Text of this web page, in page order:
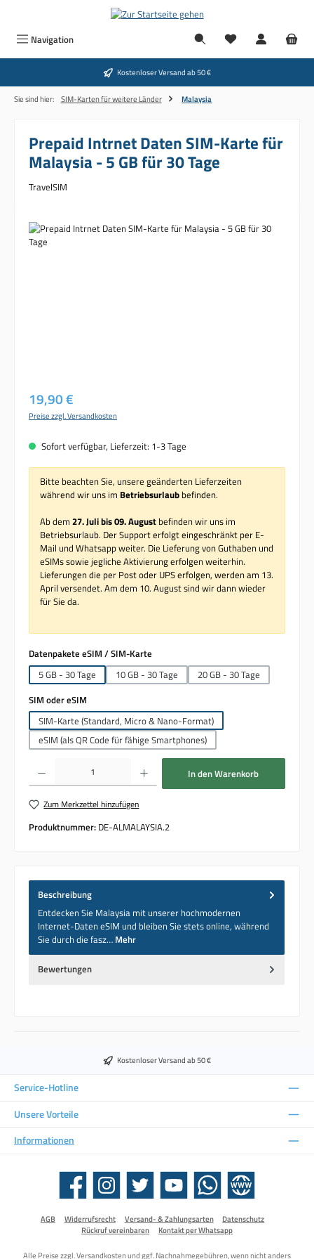
Navigation
Kostenloser Versand ab 50 €
Sie sind hier: SIM-Karten für weitere Länder Malaysia
Prepaid Intrnet Daten SIM-Karte für
Malaysia - 5 GB für 30 Tage
TravelSIM
Bildergalerie überspringen
Regulärer Preis:
19,90 €
Preise zzgl. Versandkosten
Sofort verfügbar, Lieferzeit: 1-3 Tage
Bitte beachten Sie, unsere geänderten Lieferzeiten
während wir uns im Betriebsurlaub befinden.
Ab dem 27. Juli bis 09. August befinden wir uns im
Betriebsurlaub. Der Support erfolgt eingeschränkt per E-
Mail und Whatsapp weiter. Die Lieferung von Guthaben und
eSIMs sowie jegliche Aktivierung erfolgen weiterhin.
Lieferungen die per Post oder UPS erfolgen, werden am 13.
April versendet. Am dem 10. August sind wir dann wieder
für Sie da.
Datenpakete eSIM / SIM-Karte
5 GB - 30 Tage
10 GB - 30 Tage
20 GB - 30 Tage
SIM oder eSIM
SIM-Karte (Standard, Micro & Nano-Format)
eSIM (als QR Code für fähige Smartphones)
Produkt Anzahl: Gib den gewünschten Wert ein oder benutze die Schaltflächen um
In den Warenkorb
Zum Merkzettel hinzufügen
Produktnummer: DE-ALMALAYSIA.2
Beschreibung
Entdecken Sie Malaysia mit unserer hochmodernen
Internet-Daten eSIM und bleiben Sie stets online, während
Sie durch die fasz… Mehr
Bewertungen
Kostenloser Versand ab 50 €
Service-Hotline
Unsere Vorteile
Informationen
Facebook Instagram Twitter YouTube WhatsApp Website
AGB Widerrufsrecht Versand- & Zahlungsarten
Datenschutz
Rückruf vereinbaren
Kontakt per Whatsapp
Alle Preise zzgl.Versandkostenund ggf. Nachnahmegebühren, wenn nicht anders